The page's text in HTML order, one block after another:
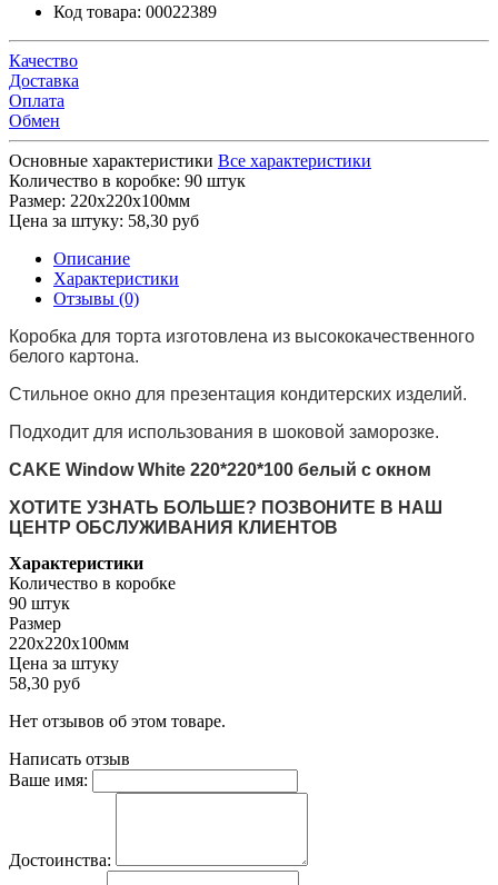
Код товара: 00022389
Качество
Доставка
Оплата
Обмен
Основные характеристики Все характеристики
Количество в коробке: 90 штук
Размер: 220х220х100мм
Цена за штуку: 58,30 руб
Описание
Характеристики
Отзывы (0)
Коробка для торта изготовлена из высококачественного
белого картона.
Стильное окно для презентация кондитерских изделий.
Подходит для использования в шоковой заморозке.
CAKE Window White 220*220*100 белый с окном
ХОТИТЕ УЗНАТЬ БОЛЬШЕ? ПОЗВОНИТЕ В НАШ
ЦЕНТР ОБСЛУЖИВАНИЯ КЛИЕНТОВ
Характеристики
Количество в коробке
90 штук
Размер
220х220х100мм
Цена за штуку
58,30 руб
Нет отзывов об этом товаре.
Написать отзыв
Ваше имя:
Достоинства: